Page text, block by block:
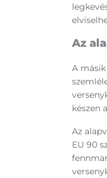
Az
A
készen
Az
EU 90